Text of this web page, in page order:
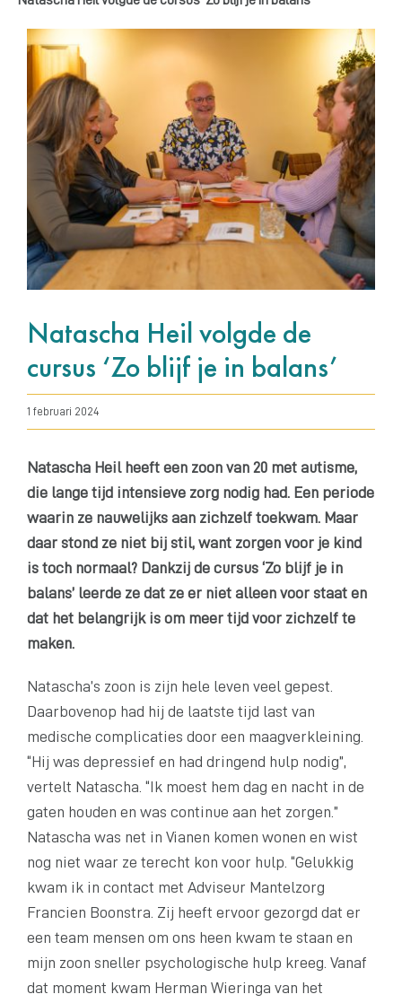
Bekijk
grotere
afbeelding
Natascha Heil volgde de
cursus ‘Zo blijf je in balans’
1 februari 2024
Natascha Heil heeft een zoon van 20 met autisme,
die lange tijd intensieve zorg nodig had. Een periode
waarin ze nauwelijks aan zichzelf toekwam. Maar
daar stond ze niet bij stil, want zorgen voor je kind
is toch normaal? Dankzij de cursus ‘Zo blijf je in
balans’ leerde ze dat ze er niet alleen voor staat en
dat het belangrijk is om meer tijd voor zichzelf te
maken.
Natascha’s zoon is zijn hele leven veel gepest.
Daarbovenop had hij de laatste tijd last van
medische complicaties door een maagverkleining.
“Hij was depressief en had dringend hulp nodig”,
vertelt Natascha. “Ik moest hem dag en nacht in de
gaten houden en was continue aan het zorgen.”
Natascha was net in Vianen komen wonen en wist
nog niet waar ze terecht kon voor hulp. “Gelukkig
kwam ik in contact met Adviseur Mantelzorg
Francien Boonstra. Zij heeft ervoor gezorgd dat er
een team mensen om ons heen kwam te staan en
mijn zoon sneller psychologische hulp kreeg. Vanaf
dat moment kwam Herman Wieringa van het